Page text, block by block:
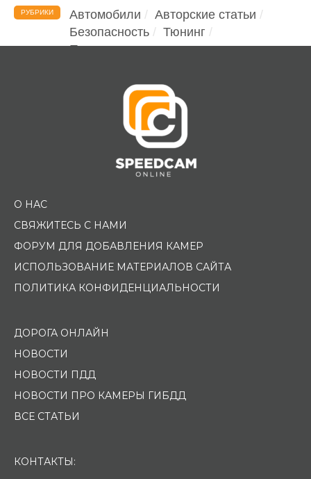
РУБРИКИ Автомобили
Авторские статьи
Безопасность
Тюнинг
Помощь водителю
О НАС
СВЯЖИТЕСЬ С НАМИ
ФОРУМ ДЛЯ ДОБАВЛЕНИЯ КАМЕР
ИСПОЛЬЗОВАНИЕ МАТЕРИАЛОВ САЙТА
ПОЛИТИКА КОНФИДЕНЦИАЛЬНОСТИ
ДОРОГА ОНЛАЙН
НОВОСТИ
НОВОСТИ ПДД
НОВОСТИ ПРО КАМЕРЫ ГИБДД
ВСЕ СТАТЬИ
КОНТАКТЫ: